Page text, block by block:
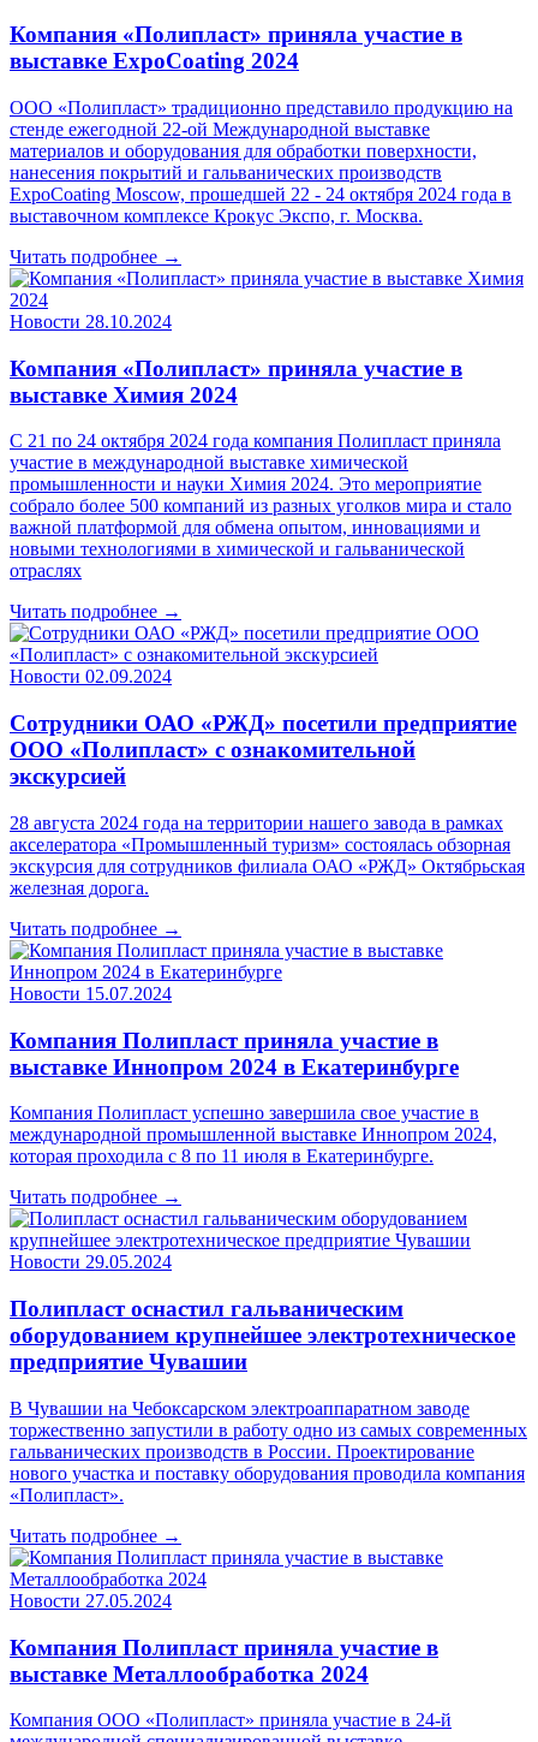
Компания «Полипласт» приняла участие в
выставке ExpoCoating 2024
ООО «Полипласт» традиционно представило продукцию на
стенде ежегодной 22-ой Международной выставке
материалов и оборудования для обработки поверхности,
нанесения покрытий и гальванических производств
ExpoCoating Moscow, прошедшей 22 - 24 октября 2024 года в
выставочном комплексе Крокус Экспо, г. Москва.
Читать подробнее →
Новости 28.10.2024
Компания «Полипласт» приняла участие в
выставке Химия 2024
С 21 по 24 октября 2024 года компания Полипласт приняла
участие в международной выставке химической
промышленности и науки Химия 2024. Это мероприятие
собрало более 500 компаний из разных уголков мира и стало
важной платформой для обмена опытом, инновациями и
новыми технологиями в химической и гальванической
отраслях
Читать подробнее →
Новости 02.09.2024
Сотрудники ОАО «РЖД» посетили предприятие
ООО «Полипласт» с ознакомительной
экскурсией
28 августа 2024 года на территории нашего завода в рамках
акселератора «Промышленный туризм» состоялась обзорная
экскурсия для сотрудников филиала ОАО «РЖД» Октябрьская
железная дорога.
Читать подробнее →
Новости 15.07.2024
Компания Полипласт приняла участие в
выставке Иннопром 2024 в Екатеринбурге
Компания Полипласт успешно завершила свое участие в
международной промышленной выставке Иннопром 2024,
которая проходила с 8 по 11 июля в Екатеринбурге.
Читать подробнее →
Новости 29.05.2024
Полипласт оснастил гальваническим
оборудованием крупнейшее электротехническое
предприятие Чувашии
В Чувашии на Чебоксарском электроаппаратном заводе
торжественно запустили в работу одно из самых современных
гальванических производств в России. Проектирование
нового участка и поставку оборудования проводила компания
«Полипласт».
Читать подробнее →
Новости 27.05.2024
Компания Полипласт приняла участие в
выставке Металлообработка 2024
Компания ООО «Полипласт» приняла участие в 24-й